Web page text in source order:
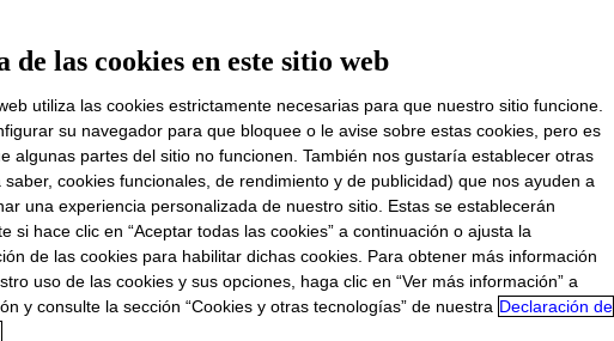
Systems B
TÉCNICO OPCIONES DE MUESTRA OPCIONES DE COMPRA
de las cookies en este sitio web
utiliza las cookies estrictamente necesarias para que nuestro sitio funcione.
su navegador para que bloquee o le avise sobre estas cookies, pero es
algunas partes del sitio no funcionen. También nos gustaría establecer otras
saber, cookies funcionales, de rendimiento y de publicidad) que nos ayuden a
una experiencia personalizada de nuestro sitio. Estas se establecerán
si hace clic en “Aceptar todas las cookies” a continuación o ajusta la
de las cookies para habilitar dichas cookies. Para obtener más información
uso de las cookies y sus opciones, haga clic en “Ver más información” a
y consulte la sección “Cookies y otras tecnologías” de nuestra Declaración de